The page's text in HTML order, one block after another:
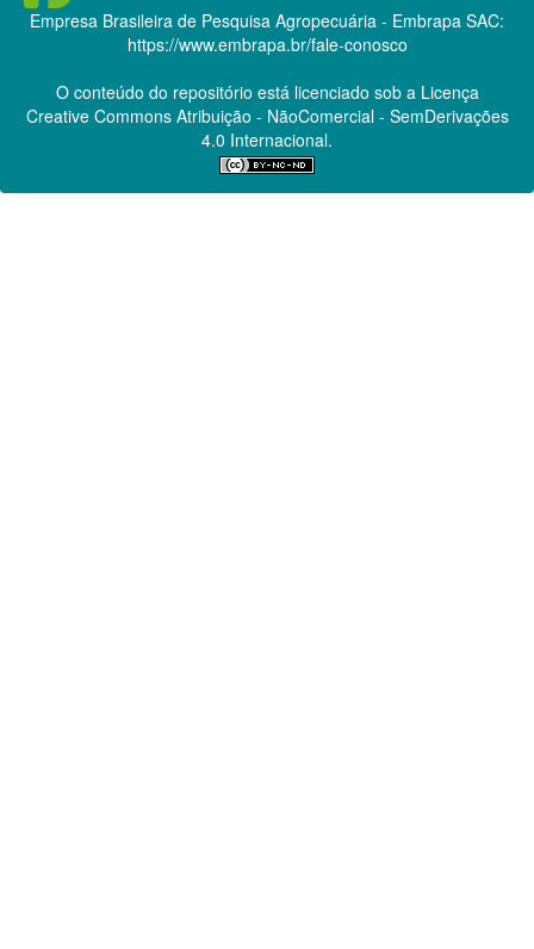
Empresa Brasileira de Pesquisa Agropecuária - Embrapa SAC:
https://www.embrapa.br/fale-conosco
O conteúdo do repositório está licenciado sob a Licença
Creative CommonsAtribuição - NãoComercial - SemDerivações
4.0 Internacional.